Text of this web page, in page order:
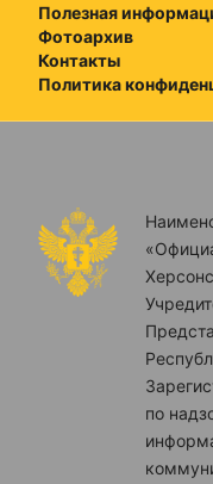
Полезная
Фотоархив
Контакты
Политика
по